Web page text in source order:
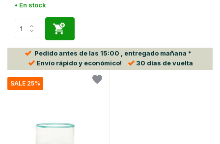
• En stock
Pedido antes de las 15:00
, entregado mañana *
Envío rápidoy económico! 30 días de vuelta
SALE 25%